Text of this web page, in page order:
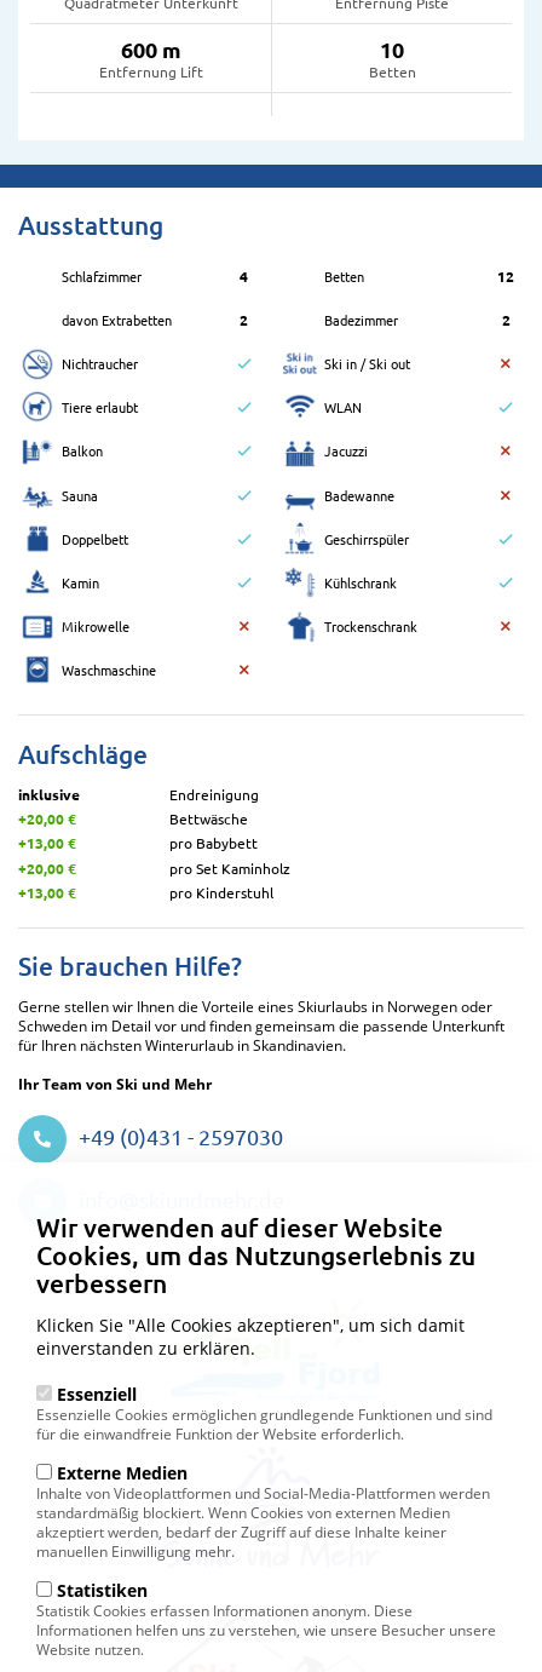
600 m
Entfernung Lift
10
Betten
Ausstattung
Schlafzimmer 4 Betten 12
davon Extrabetten 2 Badezimmer 2
Nichtraucher Ski in / Ski out
Tiere erlaubt WLAN
Balkon Jacuzzi
Sauna Badewanne
Doppelbett Geschirrspüler
Kamin Kühlschrank
Mikrowelle Trockenschrank
Waschmaschine
Aufschläge
inklusive
Endreinigung
+20,00 €
Bettwäsche
+13,00 €
pro Babybett
+20,00 €
pro Set Kaminholz
+13,00 €
pro Kinderstuhl
Sie brauchen Hilfe?
Gerne stellen wir Ihnen die Vorteile eines Skiurlaubs in Norwegen oder
Schweden im Detail vor und finden gemeinsam die passende Unterkunft
für Ihren nächsten Winterurlaub in Skandinavien.
Ihr Team von Ski und Mehr
+49 (0)431 - 2597030
Wir verwenden auf dieser Website
Cookies, um das Nutzungserlebnis zu
verbessern
Klicken Sie "Alle Cookies akzeptieren", um sich damit
einverstanden zu erklären.
Essenziell
Essenzielle Cookies ermöglichen grundlegende Funktionen und sind
für die einwandfreie Funktion der Website erforderlich.
Externe Medien
Inhalte von Videoplattformen und Social-Media-Plattformen werden
standardmäßig blockiert. Wenn Cookies von externen Medien
akzeptiert werden, bedarf der Zugriff auf diese Inhalte keiner
manuellen Einwilligung mehr.
Statistiken
Statistik Cookies erfassen Informationen anonym. Diese
Informationen helfen uns zu verstehen, wie unsere Besucher unsere
Website nutzen.